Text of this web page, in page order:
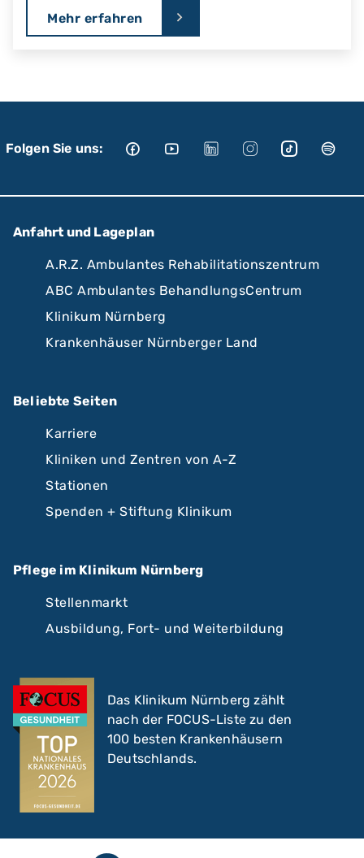
Mehr erfahren
Folgen Sie uns:
Anfahrt und Lageplan
A.R.Z. Ambulantes Rehabilitationszentrum
ABC Ambulantes BehandlungsCentrum
Klinikum Nürnberg
Krankenhäuser Nürnberger Land
Beliebte Seiten
Karriere
Kliniken und Zentren von A-Z
Stationen
Spenden + Stiftung Klinikum
Pflege im Klinikum Nürnberg
Stellenmarkt
Ausbildung, Fort- und Weiterbildung
Das Klinikum Nürnberg zählt
nach der FOCUS-Liste zu den
100 besten Krankenhäusern
Deutschlands.